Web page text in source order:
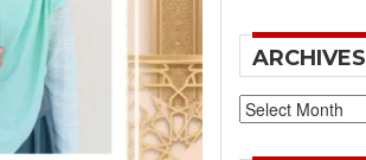
ARCHIVES
Archives